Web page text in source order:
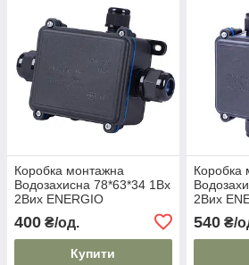
Коробка монтажна
Водозахисна 78*63*34 1Вх
2Вих ENERGIO
400 ₴/од.
Купити
Коробка
2Вих
540₴/